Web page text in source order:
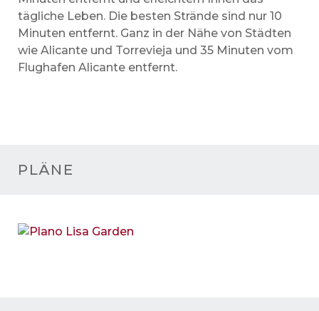
tägliche Leben. Die besten Strände sind nur 10
Minuten entfernt. Ganz in der Nähe von Städten
wie Alicante und Torrevieja und 35 Minuten vom
Flughafen Alicante entfernt.
PLÄNE